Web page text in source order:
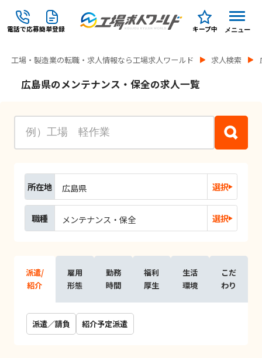
電話で応募簡単登録 キープ中 メニュー
工場・製造業の転職・求人情報なら工場求人ワールド 求人検索
広島県のメンテナンス・保全の求人一覧
所在地 広島県 選択
職種 メンテナンス・保全 選択
派遣/
紹介
雇用
形態
勤務
時間
福利
厚生
生活
環境
こだ
わり
派遣／請負 紹介予定派遣